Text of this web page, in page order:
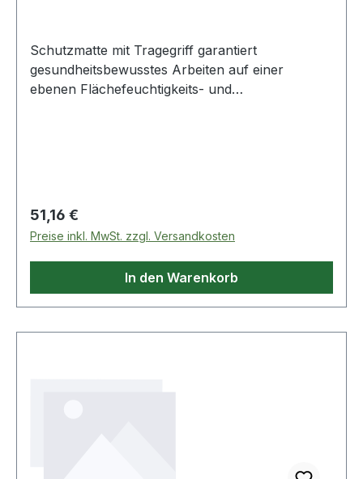
Schutzmatte mit Tragegriff garantiert
gesundheitsbewusstes Arbeiten auf einer
ebenen Flächefeuchtigkeits- und
Regulärer Preis:
51,16 €
Preise inkl. MwSt. zzgl. Versandkosten
In den Warenkorb